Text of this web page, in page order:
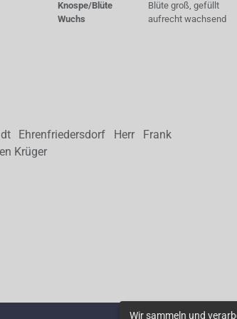
Knospe/Blüte
Blüte groß, gefüllt
Wuchs
aufrecht wachsend
Ehrenfriedersdorf Herr Frank
Krüger
Wir sammeln und